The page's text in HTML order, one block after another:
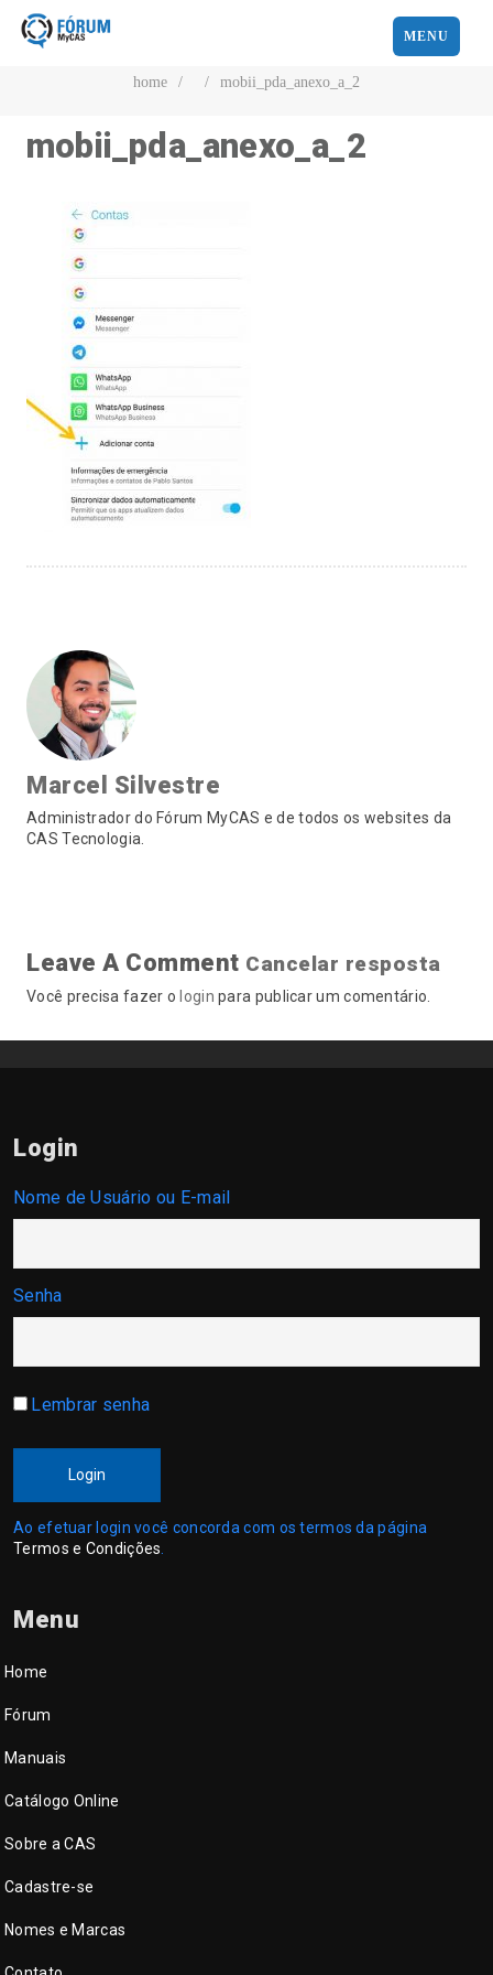
MENU
home / / mobii_pda_anexo_a_2
mobii_pda_anexo_a_2
Marcel Silvestre
Administrador do Fórum MyCAS e de todos os websites da
CAS Tecnologia.
Leave A Comment Cancelar resposta
Você precisa fazer o login para publicar um comentário.
Login
Nome de Usuário ou E-mail
Senha
Lembrar senha
Login
Ao efetuar login você concorda com os termos da página
Termos e Condições
Menu
Home
Fórum
Manuais
Catálogo Online
Sobre a CAS
Cadastre-se
Nomes e Marcas